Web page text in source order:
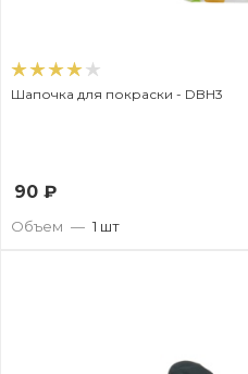
Шапочка для покраски - DBH3
90 ₽
Объем — 1 шт